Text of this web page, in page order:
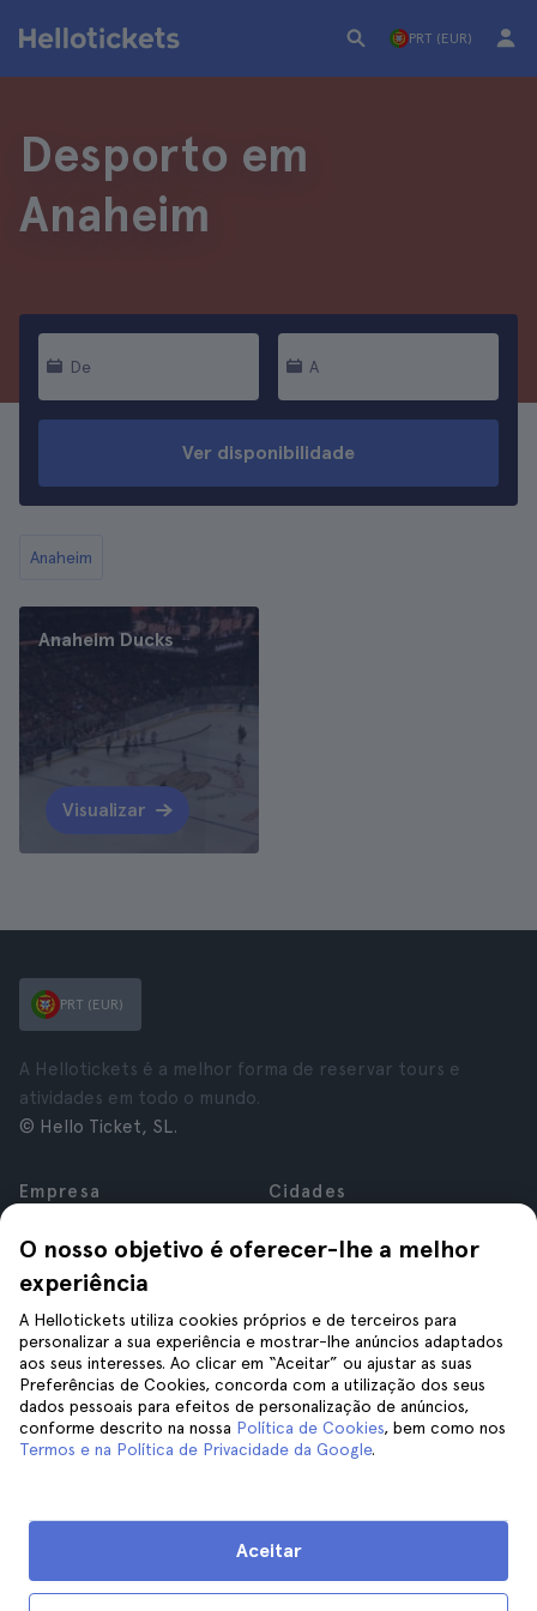
PRT (EUR)
Desporto em
Anaheim
De A
Ver disponibilidade
Anaheim
Anaheim Ducks
Visualizar
O nosso objetivo é oferecer-lhe a melhor
experiência
A Hellotickets utiliza cookies próprios e de terceiros para
personalizar a sua experiência e mostrar-lhe anúncios adaptados
aos seus interesses. Ao clicar em “Aceitar” ou ajustar as suas
Preferências de Cookies, concorda com a utilização dos seus
dados pessoais para efeitos de personalização de anúncios,
conforme descrito na nossa Política de Cookies, bem como nos
Termos e na Política de Privacidade da Google.
Aceitar
PRT (EUR)
A Hellotickets é a melhor forma de reservar tours e
atividades em todo o mundo.
© Hello Ticket, SL.
Empresa
Carreiras
Afiliados
Avaliações
Privacidade
Termos e Condições
Aviso Legal
Cookies
Cidades
Roma
Londres
Granada
Cracóvia
Tenerife
Ajuda